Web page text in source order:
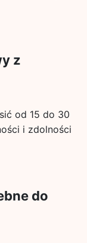
z
od 15 do 30
i zdolności
do